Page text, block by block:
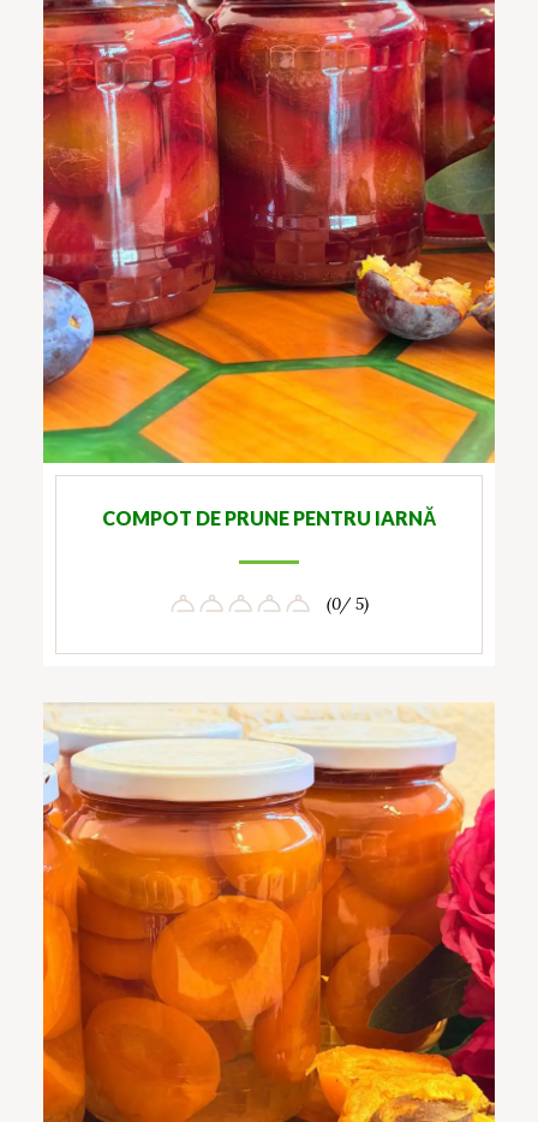
COMPOT DE PRUNE PENTRU IARNĂ
(0/ 5)